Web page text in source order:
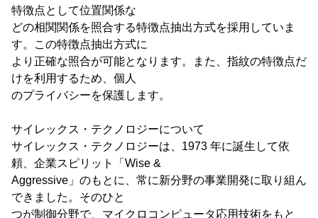
特徴点として位置関係な
どの相関関係を照合する特徴点抽出方式を採用していま
す。この特徴点抽出方式に
より正確な照合が可能となります。また、指紋の特徴点だ
けを利用するため、個人
のプライバシーを保護します。
サイレックス・テクノロジーについて
サイレックス・テクノロジーは、1973 年に誕生して依
頼、企業スピリット「Wise &
Aggressive」のもとに、常に新分野の事業開発に取り組ん
できました。そのひと
つが制御分野で、マイクロコンピュータ応用技術をもと